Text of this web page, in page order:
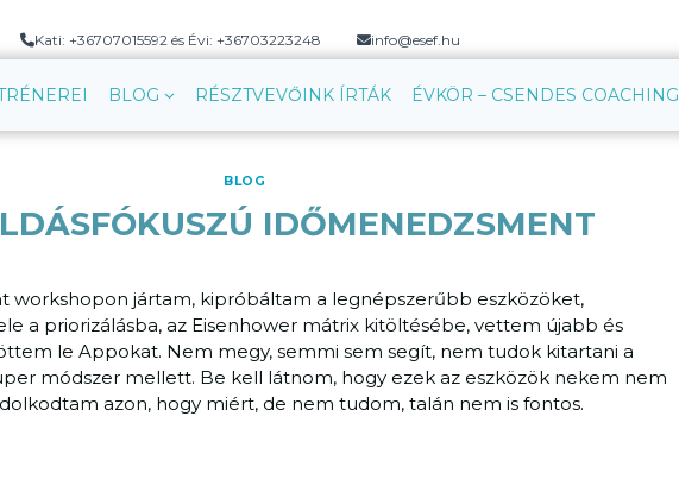
Kati: +36707015592 és Évi: +36703223248 info@esef.hu
BLOG RÉSZTVEVŐINK ÍRTÁK ÉVKÖR – CSENDES COACHING
BLOG
IDŐMENEDZSMENT
workshopon jártam, kipróbáltam a legnépszerűbb eszközöket,
a priorizálásba, az Eisenhower mátrix kitöltésébe, vettem újabb és
le Appokat. Nem megy, semmi sem segít, nem tudok kitartani a
módszer mellett. Be kell látnom, hogy ezek az eszközök nekem nem
azon, hogy miért, de nem tudom, talán nem is fontos.